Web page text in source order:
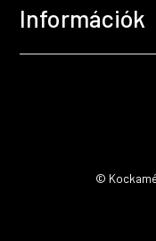
Információk
©